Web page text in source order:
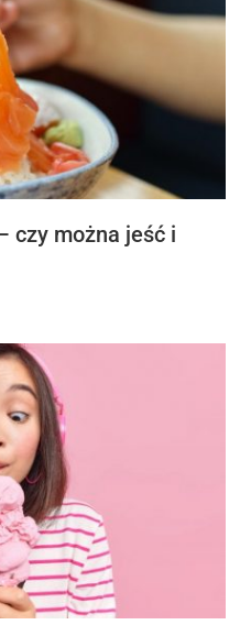
czy można jeść i